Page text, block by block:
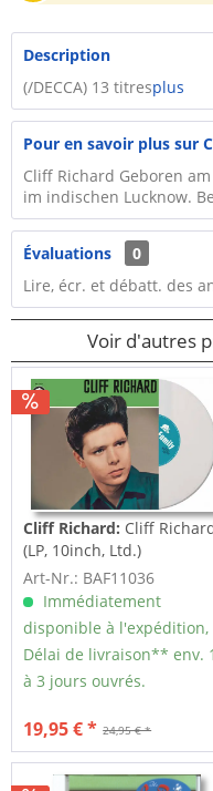
Description
(/DECCA) 13 titresplus
Pour en savoir plus sur
Cliff Richard Geboren
im indischen Lucknow.
Évaluations
0
Lire, écr. et débatt. des
Voir d'autres
Cliff Richard: Cliff
(LP, 10inch, Ltd.)
Art-Nr.: BAF11036
Immédiatement
disponible à l'expédition,
Délai de livraison** env. 1
à 3 jours ouvrés.
24,95 € *
19,95 € *